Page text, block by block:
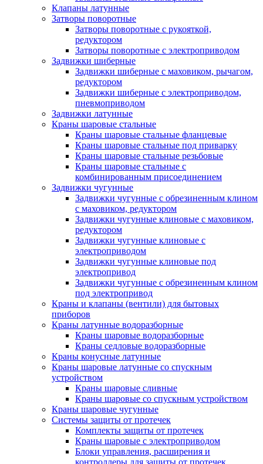
Клапаны латунные
Затворы поворотные
Затворы поворотные с рукояткой,
редуктором
Затворы поворотные с электроприводом
Задвижки шиберные
Задвижки шиберные с маховиком, рычагом,
редуктором
Задвижки шиберные с электроприводом,
пневмоприводом
Задвижки латунные
Краны шаровые стальные
Краны шаровые стальные фланцевые
Краны шаровые стальные под приварку
Краны шаровые стальные резьбовые
Краны шаровые стальные с
комбинированным присоединением
Задвижки чугунные
Задвижки чугунные с обрезиненным клином
с маховиком, редуктором
Задвижки чугунные клиновые с маховиком,
редуктором
Задвижки чугунные клиновые с
электроприводом
Задвижки чугунные клиновые под
электропривод
Задвижки чугунные с обрезиненным клином
под электропривод
Краны и клапаны (вентили) для бытовых
приборов
Краны латунные водоразборные
Краны шаровые водоразборные
Краны седловые водоразборные
Краны конусные латунные
Краны шаровые латунные со спускным
устройством
Краны шаровые сливные
Краны шаровые со спускным устройством
Краны шаровые чугунные
Системы защиты от протечек
Комплекты защиты от протечек
Краны шаровые с электроприводом
Блоки управления, расширения и
контроллеры для защиты от протечек